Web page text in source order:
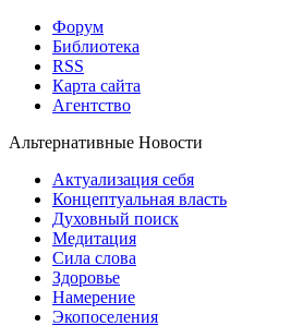
Форум
Библиотека
RSS
Карта сайта
Агентство
Альтернативные Новости
Актуализация себя
Концептуальная власть
Духовный поиск
Медитация
Сила слова
Здоровье
Намерение
Экопоселения